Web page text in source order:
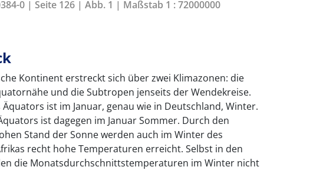
0 | Seite 126 | Abb. 1 | Maßstab 1 : 72000000
Kontinent erstreckt sich über zwei Klimazonen: die
und die Subtropen jenseits der Wendekreise.
ist im Januar, genau wie in Deutschland, Winter.
ist dagegen im Januar Sommer. Durch den
Stand der Sonne werden auch im Winter des
recht hohe Temperaturen erreicht. Selbst in den
die Monatsdurchschnittstemperaturen im Winter nicht